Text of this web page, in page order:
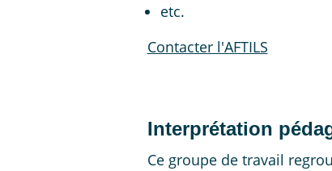
etc.
Contacter l'AFTILS
Interprétation
Ce groupe de travail